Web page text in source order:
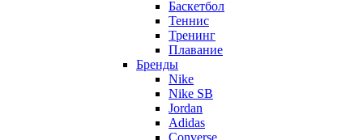
Баскетбол
Теннис
Тренинг
Плавание
Бренды
Nike
Nike SB
Jordan
Adidas
Converse